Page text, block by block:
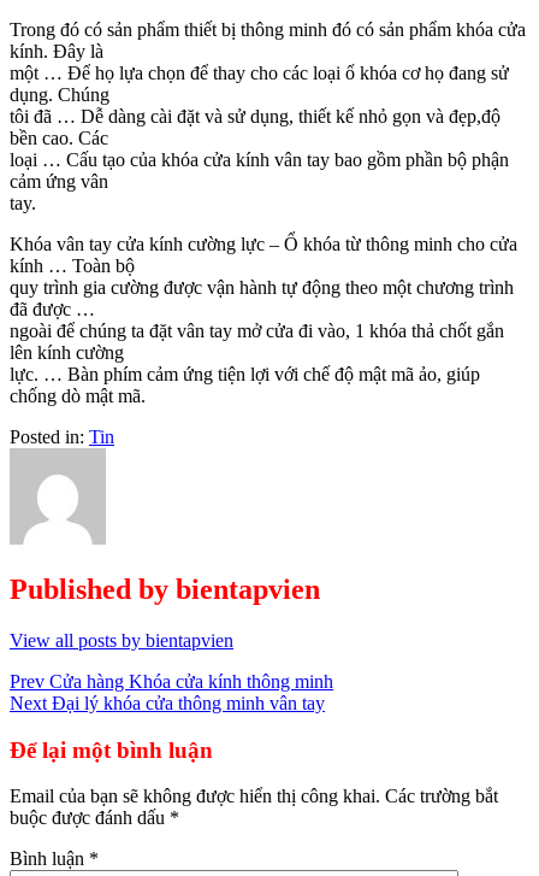
Trong đó có sản phẩm thiết bị thông minh đó có sản phẩm khóa cửa
kính. Đây là
một … Để họ lựa chọn để thay cho các loại ổ khóa cơ họ đang sử
dụng. Chúng
tôi đã … Dễ dàng cài đặt và sử dụng, thiết kế nhỏ gọn và đẹp,độ
bền cao. Các
loại … Cấu tạo của khóa cửa kính vân tay bao gồm phần bộ phận
cảm ứng vân
tay.
Khóa vân tay cửa kính cường lực – Ổ khóa từ thông minh cho cửa
kính … Toàn bộ
quy trình gia cường được vận hành tự động theo một chương trình
đã được …
ngoài để chúng ta đặt vân tay mở cửa đi vào, 1 khóa thả chốt gắn
lên kính cường
lực. … Bàn phím cảm ứng tiện lợi với chế độ mật mã ảo, giúp
chống dò mật mã.
Posted in: Tin
Published by bientapvien
View all posts by bientapvien
Điều
hướng
bài
viết
Prev Cửa hàng Khóa cửa kính thông minh
Next Đại lý khóa cửa thông minh vân tay
Để lại một bình luận
Email của bạn sẽ không được hiển thị công khai. Các trường bắt
buộc được đánh dấu *
Bình luận *